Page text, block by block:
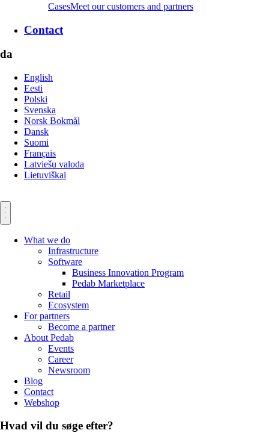
CasesMeet our customers and partners
Contact
da
English
Eesti
Polski
Svenska
Norsk Bokmål
Dansk
Suomi
Français
Latviešu valoda
Lietuviškai
What we do
Infrastructure
Software
Business Innovation Program
Pedab Marketplace
Retail
Ecosystem
For partners
Become a partner
About Pedab
Events
Career
Newsroom
Blog
Contact
Webshop
Hvad vil du søge efter?